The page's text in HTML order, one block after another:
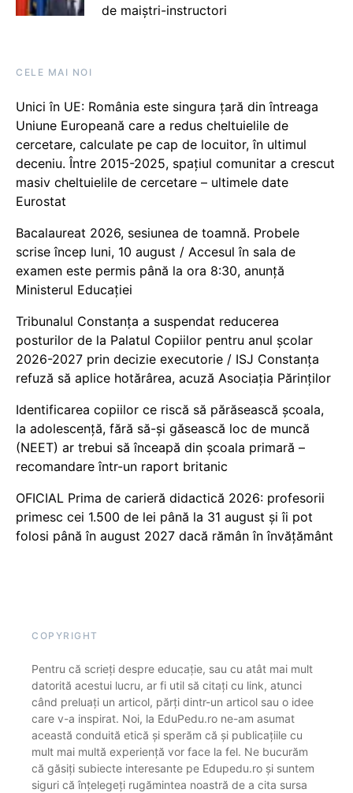
de maiștri-instructori
CELE MAI NOI
Unici în UE: România este singura țară din întreaga
Uniune Europeană care a redus cheltuielile de
cercetare, calculate pe cap de locuitor, în ultimul
deceniu. Între 2015-2025, spațiul comunitar a crescut
masiv cheltuielile de cercetare – ultimele date
Eurostat
Bacalaureat 2026, sesiunea de toamnă. Probele
scrise încep luni, 10 august / Accesul în sala de
examen este permis până la ora 8:30, anunță
Ministerul Educației
Tribunalul Constanța a suspendat reducerea
posturilor de la Palatul Copiilor pentru anul școlar
2026-2027 prin decizie executorie / ISJ Constanța
refuză să aplice hotărârea, acuză Asociația Părinților
Identificarea copiilor ce riscă să părăsească școala,
la adolescență, fără să-și găsească loc de muncă
(NEET) ar trebui să înceapă din școala primară –
recomandare într-un raport britanic
OFICIAL Prima de carieră didactică 2026: profesorii
primesc cei 1.500 de lei până la 31 august și îi pot
folosi până în august 2027 dacă rămân în învățământ
COPYRIGHT
Pentru că scrieți despre educație, sau cu atât mai mult
datorită acestui lucru, ar fi util să citați cu link, atunci
când preluați un articol, părți dintr-un articol sau o idee
care v-a inspirat. Noi, la EduPedu.ro ne-am asumat
această conduită etică și sperăm că și publicațiile cu
mult mai multă experiență vor face la fel. Ne bucurăm
că găsiți subiecte interesante pe Edupedu.ro și suntem
siguri că înțelegeți rugămintea noastră de a cita sursa